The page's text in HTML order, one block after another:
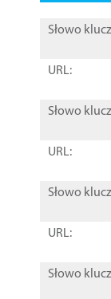
Słowo
URL:
Słowo
URL:
Słowo
URL:
Słowo